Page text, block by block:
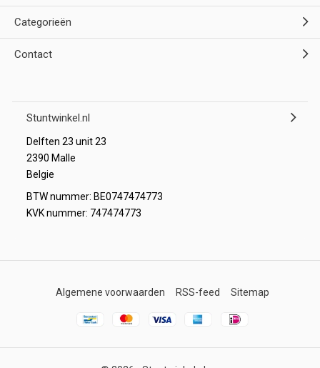
Categorieën
Contact
Stuntwinkel.nl
Delften 23 unit 23
2390 Malle
Belgie
BTW nummer: BE0747474773
KVK nummer: 747474773
Algemene voorwaarden RSS-feed Sitemap